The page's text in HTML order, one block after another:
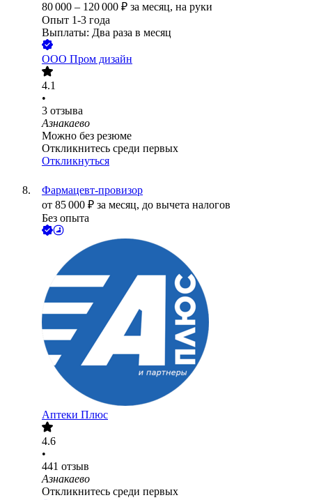
80 000 – 120 000 ₽ за месяц, на руки
Опыт 1-3 года
Выплаты: Два раза в месяц
ООО Пром дизайн
4.1
•
3 отзыва
Азнакаево
Можно без резюме
Откликнитесь среди первых
Откликнуться
Фармацевт-провизор
от 85 000 ₽ за месяц, до вычета налогов
Без опыта
Аптеки Плюс
4.6
•
441 отзыв
Азнакаево
Откликнитесь среди первых